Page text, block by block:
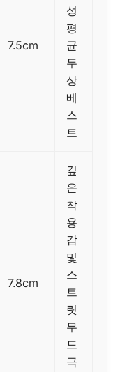
7.5cm
성
평
균
두
상
베
스
트
7.8cm
깊
은
착
용
감
및
스
트
릿
무
드
극